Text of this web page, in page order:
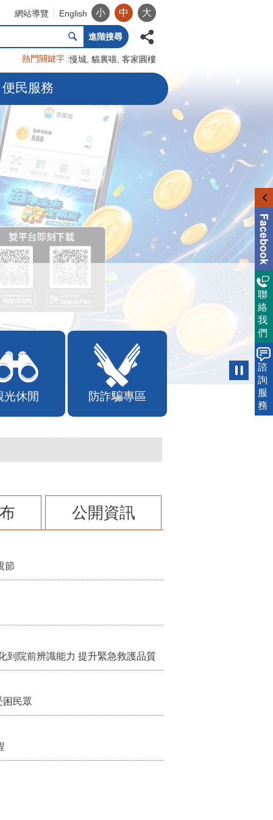
網站導覽 English 小 中 大
進階搜尋
熱門關鍵字 慢城 貓裏喵 客家圓樓
便民服務
光休閒 防詐騙專區
公開資訊
節
到院前辨識能力 提升緊急救護品質
民眾
聯
絡
我
們
諮
詢
服
務